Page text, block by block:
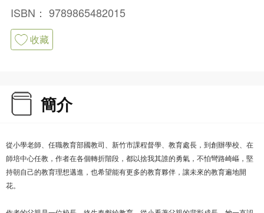
ISBN： 9789865482015
收藏
簡介
從小學老師、任職教育部國教司、新竹市課程督學、教育處長，到創辦學校、在
師培中心任教，作者在各個轉折階段，都以捨我其誰的勇氣，不怕彎路崎嶇，堅
持朝自己的教育理想邁進，也希望能有更多的教育夥伴，讓未來的教育遍地開
花。